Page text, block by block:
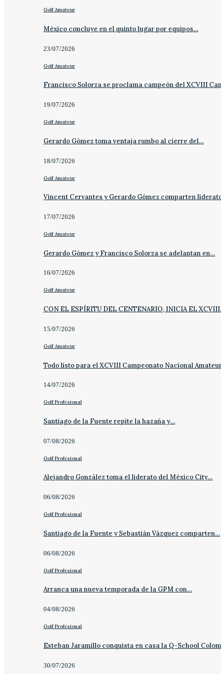
Golf Amateur
México concluye en el quinto lugar por equipos…
23/07/2026
Golf Amateur
Francisco Solorza se proclama campeón del XCVIII
19/07/2026
Golf Amateur
Gerardo Gómez toma ventaja rumbo al cierre del…
18/07/2026
Golf Amateur
Vincent Cervantes y Gerardo Gómez comparten
17/07/2026
Golf Amateur
Gerardo Gómez y Francisco Solorza se adelantan en…
16/07/2026
Golf Amateur
CON EL ESPÍRITU DEL CENTENARIO, INICIA EL
15/07/2026
Golf Amateur
Todo listo para el XCVIII Campeonato Nacional
14/07/2026
Golf Profesional
Santiago de la Fuente repite la hazaña y…
07/08/2026
Golf Profesional
Alejandro González toma el liderato del México City…
06/08/2026
Golf Profesional
Santiago de la Fuente y Sebastián Vázquez comparten…
06/08/2026
Golf Profesional
Arranca una nueva temporada de la GPM con…
04/08/2026
Golf Profesional
Esteban Jaramillo conquista en casa la Q-School
30/07/2026